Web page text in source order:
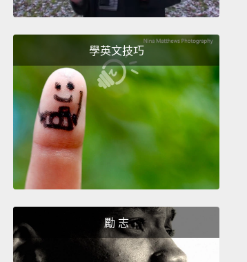
glow now
is happening inside of me!
什麼奇怪的反應!
fusing the element iron...
energy, meaning gravity will
學英文技巧
勵 志